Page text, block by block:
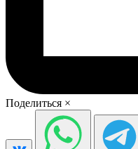
Поделиться ×